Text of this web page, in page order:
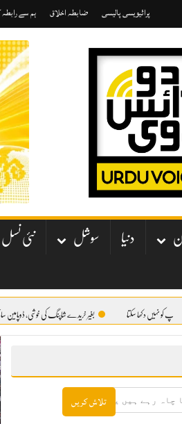
پرائیویسی پالیسی ضابطہ اخلاق ہم سے
دنیا سوشل نئی نسل
سکتا بغیر خریدے شاپنگ کی خوشی، ڈوپامین سائٹس کا حیران